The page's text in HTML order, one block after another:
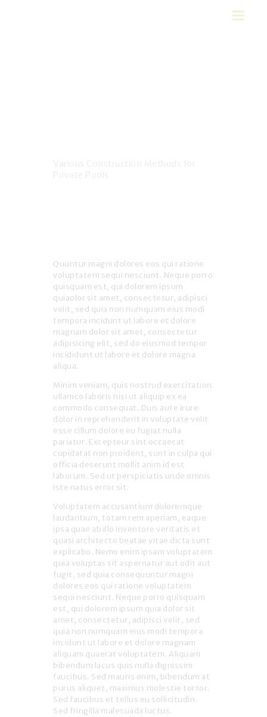
Quuntur magni dolores eos qui ratione
voluptatem sequi nesciunt. Neque porro
quisquam est, qui dolorem ipsum
quiaolor sit amet, consectetur, adipisci
velit, sed quia non numquam eius modi
tempora incidunt ut labore et dolore
magnam dolor sit amet, consectetur
adipisicing elit, sed do eiusmod tempor
incididunt ut labore et dolore magna
aliqua.
Minim veniam, quis nostrud exercitation
ullamco laboris nisi ut aliquip ex ea
commodo consequat. Duis aute irure
dolor in reprehenderit in voluptate velit
esse cillum dolore eu fugiat nulla
pariatur. Excepteur sint occaecat
cupidatat non proident, sunt in culpa qui
officia deserunt mollit anim id est
laborum. Sed ut perspiciatis unde omnis
iste natus error sit.
Voluptatem accusantium doloremque
laudantium, totam rem aperiam, eaque
ipsa quae ab illo inventore veritatis et
quasi architecto beatae vitae dicta sunt
explicabo. Nemo enim ipsam voluptatem
quia voluptas sit aspernatur aut odit aut
fugit, sed quia consequuntur magni
dolores eos qui ratione voluptatem
sequi nesciunt. Neque porro quisquam
est, qui dolorem ipsum quia dolor sit
amet, consectetur, adipisci velit, sed
quia non numquam eius modi tempora
incidunt ut labore et dolore magnam
aliquam quaerat voluptatem. Aliquam
bibendum lacus quis nulla dignissim
faucibus. Sed mauris enim, bibendum at
purus aliquet, maximus molestie tortor.
Sed faucibus et tellus eu sollicitudin.
Sed fringilla malesuada luctus.